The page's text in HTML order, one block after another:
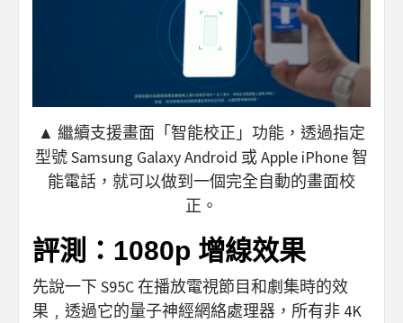
▲ 繼續支援畫面「智能校正」功能，透過指定
型號 Samsung Galaxy Android 或 Apple iPhone 智
能電話，就可以做到一個完全自動的畫面校
正。
評測：1080p 增線效果
先說一下 S95C 在播放電視節目和劇集時的效
果﹐透過它的量子神經網絡處理器，所有非 4K